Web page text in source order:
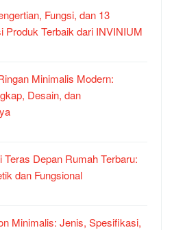
Fungsi, dan 13
Produk Terbaik dari INVINIUM
Minimalis Modern:
Desain, dan
Teras Depan Rumah Terbaru:
dan Fungsional
Minimalis: Jenis, Spesifikasi,